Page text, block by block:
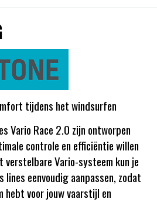
tijdens het windsurfen
Vario Race 2.0 zijn ontworpen
controle en efficiëntie willen
verstelbare Vario-systeem kun je
lines eenvoudig aanpassen, zodat
voor jouw vaarstijl en